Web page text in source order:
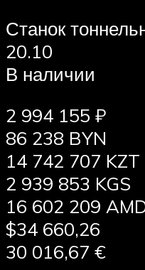
Станок
20.10
В наличии
2 994 155 ₽
86 238 BYN
14 742 707 KZT
2 939 853 KGS
16 602 209
$34 660,26
30 016,67 €